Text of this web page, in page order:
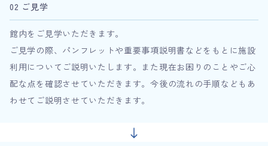
02 ご見学
館内をご見学いただきます。
ご見学の際、パンフレットや重要事項説明書などをもとに施設
利用についてご説明いたします。また現在お困りのことやご心
配な点を確認させていただきます。今後の流れの手順などもあ
わせてご説明させていただきます。